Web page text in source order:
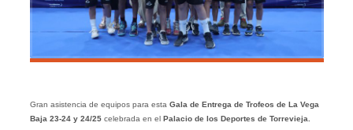
Gran asistencia de equipos para esta Gala de Entrega de Trofeos de La Vega
Baja 23-24 y 24/25celebrada en el Palacio de los Deportes de Torrevieja.